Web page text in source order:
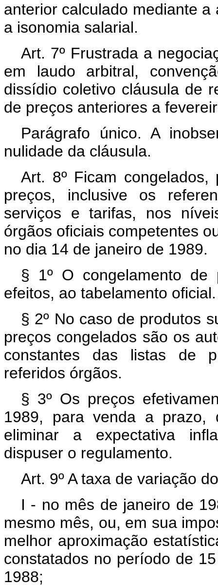
anterior calculado mediante
a isonomia salarial.
Art. 7º Frustrada a
em laudo arbitral,
dissídio coletivo cláusula de
de preços anteriores a
Parágrafo único. A
nulidade da cláusula.
Art. 8º Ficam
preços, inclusive os
serviços e tarifas, nos
órgãos oficiais competentes
no dia 14 de janeiro de 1989.
§ 1º O congelamento de
efeitos, ao tabelamento oficial.
§ 2º No caso de produtos
preços congelados são os
constantes das listas de
referidos órgãos.
§ 3º Os preços
1989, para venda a prazo,
eliminar a expectativa
dispuser o regulamento.
Art. 9º A taxa de variação
I - no mês de janeiro de
mesmo mês, ou, em sua
melhor aproximação
constatados no período de
1988;